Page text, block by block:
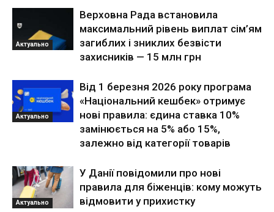
Актуально
Верховна Рада встановила
максимальний рівень виплат сім’ям
загиблих і зниклих безвісти
захисників — 15 млн грн
Актуально
Від 1 березня 2026 року програма
«Національний кешбек» отримує
нові правила: єдина ставка 10%
замінюється на 5% або 15%,
залежно від категорії товарів
Актуально
У Данії повідомили про нові
правила для біженців: кому можуть
відмовити у прихистку